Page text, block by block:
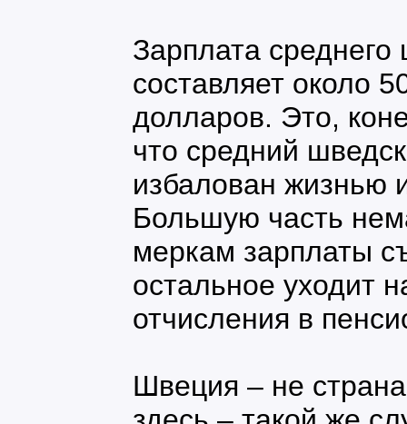
Зарплата
составляет около
долларов. Это,
что средний
избалован жизнью
Большую часть
меркам зарплаты
остальное уходит
отчисления в
Швеция – не